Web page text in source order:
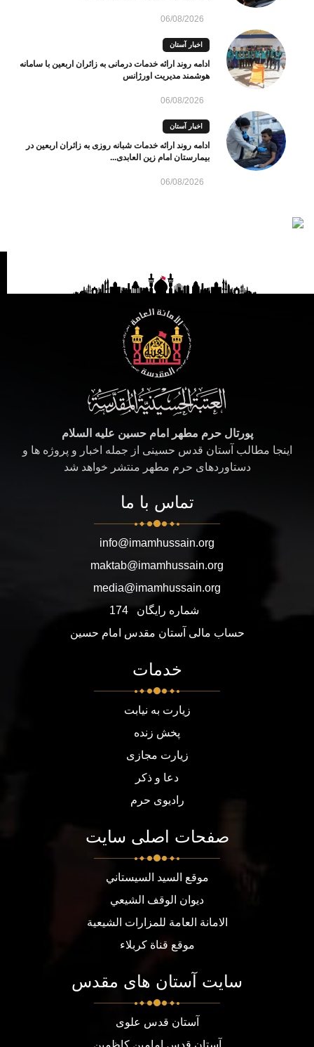
06/08/2026
اخبار آستان
ادامه روند ارائه خدمات درمانی به زائران اربعین با سامانه
هوشمند مدیریت اورژانس
06/08/2026
اخبار آستان
ادامه روند ارائه خدمات شبانه روزی به زائران اربعین در
بیمارستان امام زین العابدی...
06/08/2026
پورتال حرم مطهر امام حسین علیه السلام
اینجا مطالب آستان قدس حسینی از جمله اخبار و پروژه ها و
دستاوردهای حرم مطهر منتشر خواهد شد
تماس با ما
info@imamhussain.org
maktab@imamhussain.org
media@imamhussain.org
شماره رایگان
174
حساب مالی آستان مقدس امام حسین
خدمات
زیارت به نیابت
پخش زنده
زیارت مجازی
دعا و ذکر
رادیوی حرم
صفحات اصلی سایت
موقع السيد السيستاني
ديوان الوقف الشيعي
الامانة العامة للمزارات الشيعية
موقع قناة كربلاء
سایت آستان های مقدس
آستان قدس علوی
آستان قدس امامین کاظمین